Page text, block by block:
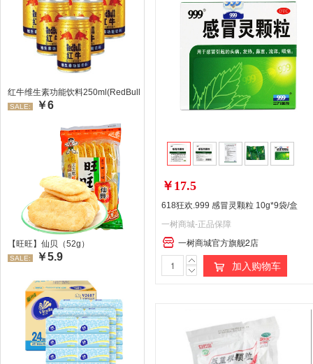
红牛维生素功能饮料250ml(RedBull/红牛)
SALE: ￥6
【旺旺】仙贝（52g）
SALE: ￥5.9
￥17.5
618狂欢.999 感冒灵颗粒 10g*9袋/盒
一树商城-正品保障
一树商城官方旗舰2店
加入购物车